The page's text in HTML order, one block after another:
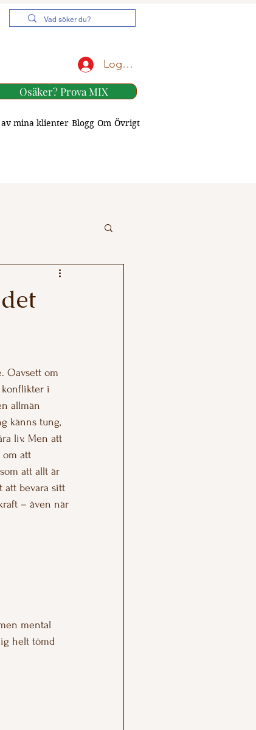
Logga in
Osäker? Prova MIX
av mina klienter Blogg Om Övrigt
Oavsett om
konflikter i
allmän
känns tung,
liv. Men att
om att
att allt är
att bevara sitt
– även när
mental
helt tömd